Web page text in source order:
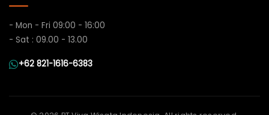
- Mon - Fri 09:00 - 16:00
- Sat : 09.00 - 13.00
+62 821-1616-6383